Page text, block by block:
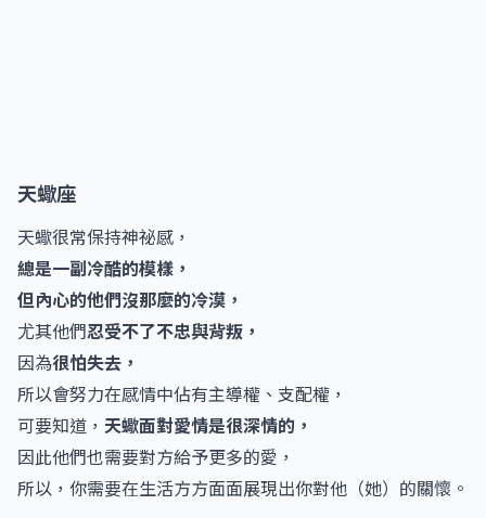
天蠍座
天蠍很常保持神祕感，
總是一副冷酷的模樣，
但內心的他們沒那麼的冷漠，
尤其他們忍受不了不忠與背叛，
因為很怕失去，
所以會努力在感情中佔有主導權、支配權，
可要知道， 天蠍面對愛情是很深情的，
因此他們也需要對方給予更多的愛，
所以，你需要在生活方方面面展現出你對他（她）的關懷。